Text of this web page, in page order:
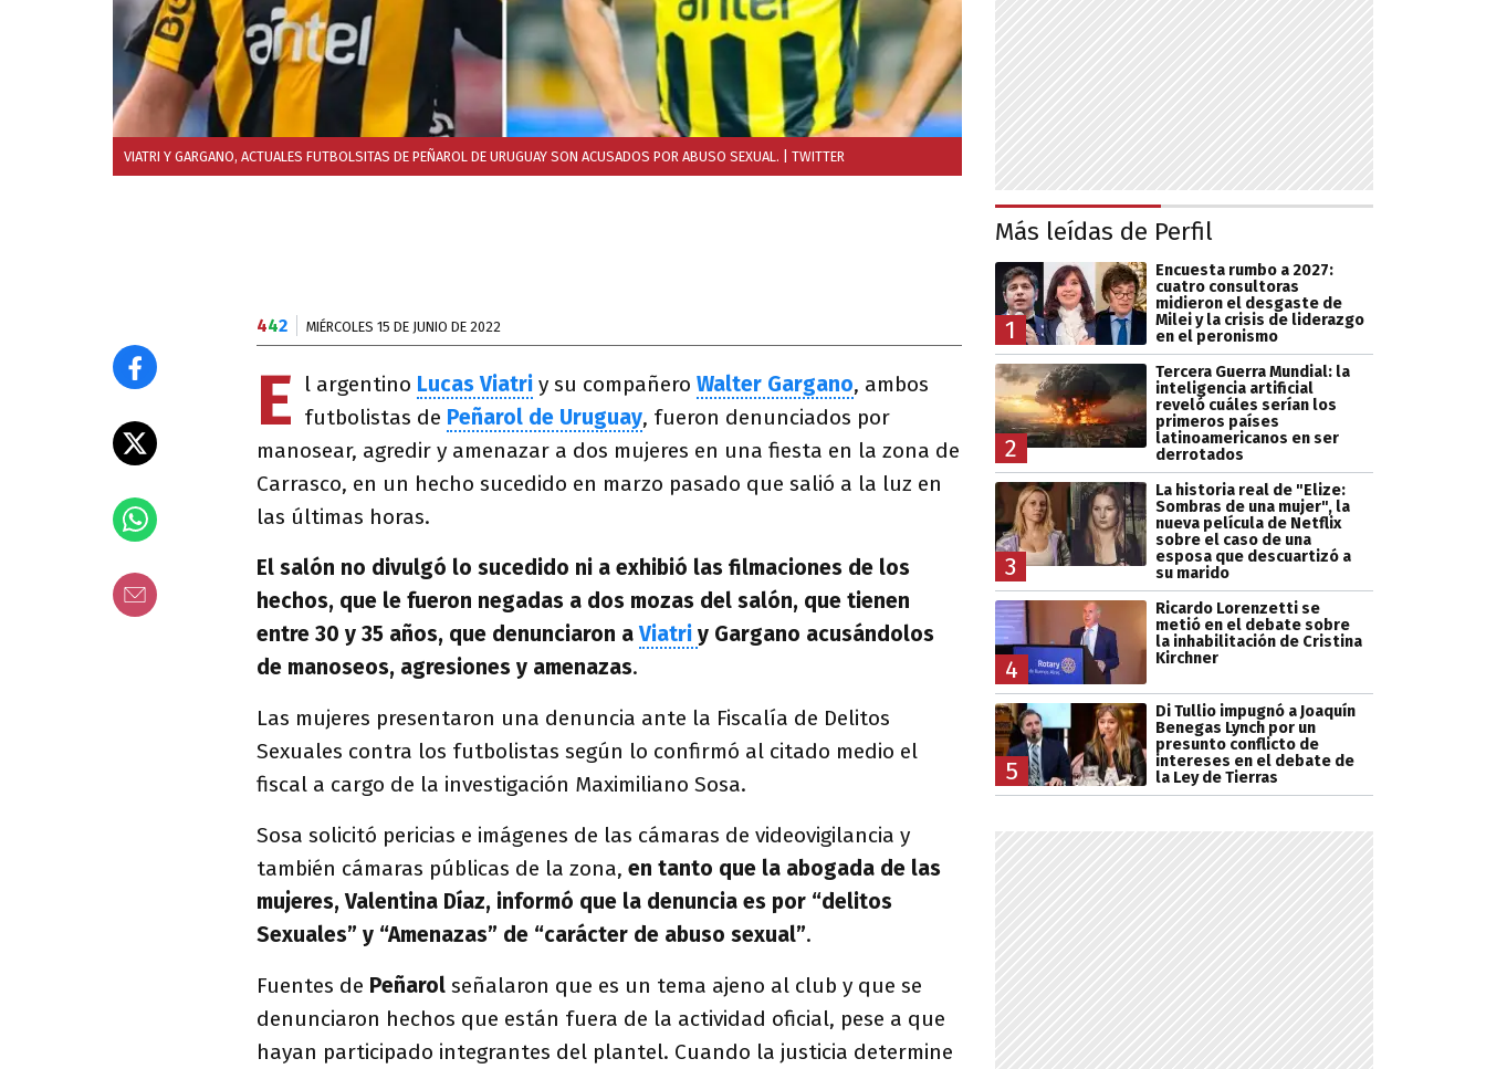
VIATRI Y GARGANO, ACTUALES FUTBOLSITAS DE PEÑAROL DE URUGUAY SON ACUSADOS POR ABUSO SEXUAL. | TWITTER
442 MIÉRCOLES 15 DE JUNIO DE 2022
E l argentino Lucas Viatri y su compañero Walter Gargano, ambos
futbolistas de Peñarol de Uruguay, fueron denunciados por
manosear, agredir y amenazar a dos mujeres en una fiesta en la zona de
Carrasco, en un hecho sucedido en marzo pasado que salió a la luz en
las últimas horas.
El salón no divulgó lo sucedido ni a exhibió las filmaciones de los
hechos, que le fueron negadas a dos mozas del salón, que tienen
entre 30 y 35 años, que denunciaron aViatri y Gargano acusándolos
de manoseos, agresiones y amenazas.
Las mujeres presentaron una denuncia ante la Fiscalía de Delitos
Sexuales contra los futbolistas según lo confirmó al citado medio el
fiscal a cargo de la investigación Maximiliano Sosa.
Sosa solicitó pericias e imágenes de las cámaras de videovigilancia y
también cámaras públicas de la zona, en tanto que la abogada de las
mujeres, Valentina Díaz, informó que la denuncia es por “delitos
Sexuales” y “Amenazas” de “carácter de abuso sexual”.
Fuentes de Peñarol señalaron que es un tema ajeno al club y que se
denunciaron hechos que están fuera de la actividad oficial, pese a que
hayan participado integrantes del plantel. Cuando la justicia determine
Más leídas de Perfil
1
Encuesta rumbo a 2027:
cuatro consultoras
midieron el desgaste de
Milei y la crisis de liderazgo
en el peronismo
2
Tercera Guerra Mundial: la
inteligencia artificial
reveló cuáles serían los
primeros países
latinoamericanos en ser
derrotados
3
La historia real de "Elize:
Sombras de una mujer", la
nueva película de Netflix
sobre el caso de una
esposa que descuartizó a
su marido
4
Ricardo Lorenzetti se
metió en el debate sobre
la inhabilitación de Cristina
Kirchner
5
Di Tullio impugnó a Joaquín
Benegas Lynch por un
presunto conflicto de
intereses en el debate de
la Ley de Tierras